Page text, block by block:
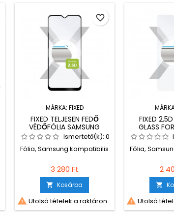
MÁRKA: FIXED
FIXED TELJESEN FEDŐ
VÉDŐFÓLIA SAMSUNG
GALAXY A04S-HEZ, FIX,
BIZTONSÁGOS ÜVEG,
FEKETE
Ismertető(k): 0
Fólia, Samsung kompatibilis
3 280 Ft
 Kosárba
 Utolsó tételek a raktáron
favorite_border
FIXED
GLASS
Fólia,
2

 Utolsó